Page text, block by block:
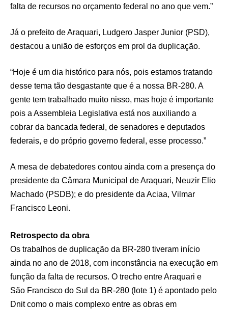
falta de recursos no orçamento federal no ano que vem.”
Já o prefeito de Araquari, Ludgero Jasper Junior (PSD),
destacou a união de esforços em prol da duplicação.
“Hoje é um dia histórico para nós, pois estamos tratando
desse tema tão desgastante que é a nossa BR-280. A
gente tem trabalhado muito nisso, mas hoje é importante
pois a Assembleia Legislativa está nos auxiliando a
cobrar da bancada federal, de senadores e deputados
federais, e do próprio governo federal, esse processo.”
A mesa de debatedores contou ainda com a presença do
presidente da Câmara Municipal de Araquari, Neuzir Elio
Machado (PSDB); e do presidente da Aciaa, Vilmar
Francisco Leoni.
Retrospecto da obra
Os trabalhos de duplicação da BR-280 tiveram início
ainda no ano de 2018, com inconstância na execução em
função da falta de recursos. O trecho entre Araquari e
São Francisco do Sul da BR-280 (lote 1) é apontado pelo
Dnit como o mais complexo entre as obras em